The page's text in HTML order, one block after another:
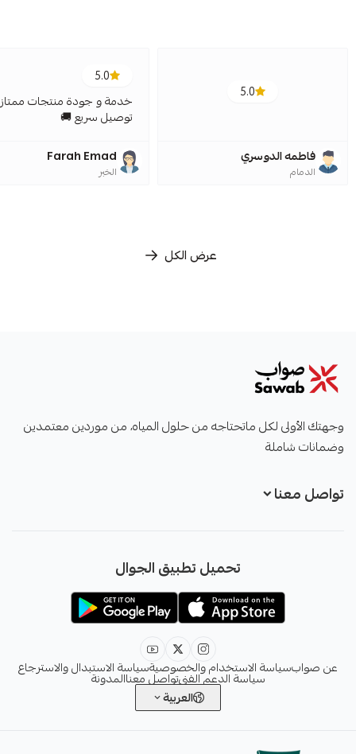
5.0
فاطمه الدوسري
الدمام
5.0
خدمة و جودة منتجات
توصيل سريع 🚚
Farah Emad
الخبر
عرض الكل
وجهتك الأولى لكل ماتحتاجه من حلول المياه، من موردين معتمدين
وضمانات شاملة
تواصل معنا
info@sawab.app
تحميل تطبيق الجوال
عن صوابسياسة الاستخدام والخصوصيةسياسة الاستبدال والاسترجاع
سياسة الدعم الفنيتواصل معناالمدونة
العربية